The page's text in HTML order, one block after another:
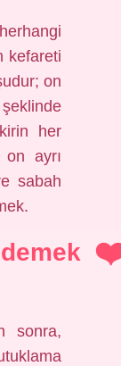
kefareti
on
her
on ayrı
sabah
sonra,